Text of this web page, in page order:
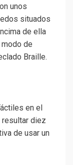
en el
diez
de usar un